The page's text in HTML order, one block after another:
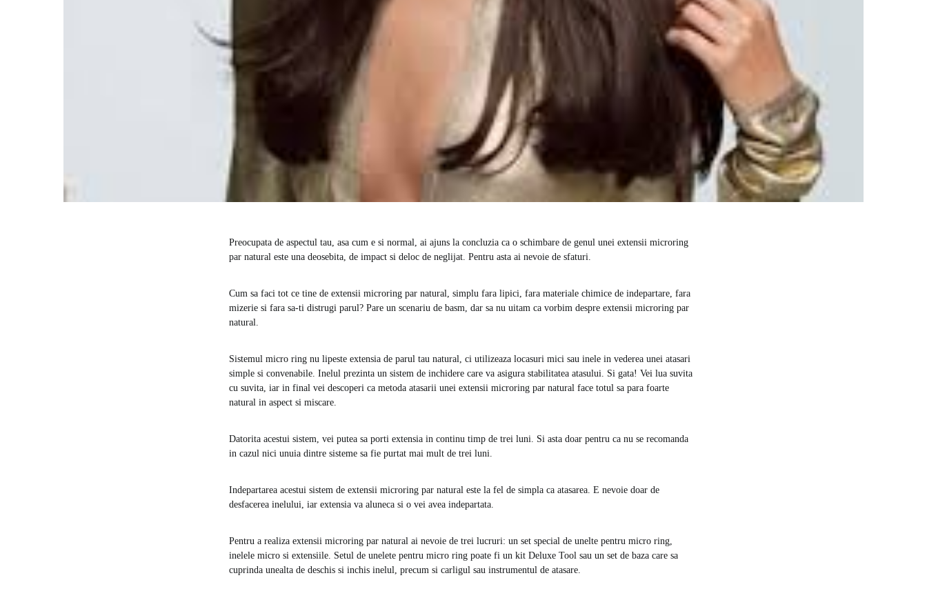
Preocupata de aspectul tau, asa cum e si normal, ai ajuns la concluzia ca o schimbare de genul unei extensii microring
par natural este una deosebita, de impact si deloc de neglijat. Pentru asta ai nevoie de sfaturi.
Cum sa faci tot ce tine de extensii microring par natural, simplu fara lipici, fara materiale chimice de indepartare, fara
mizerie si fara sa-ti distrugi parul? Pare un scenariu de basm, dar sa nu uitam ca vorbim despre extensii microring par
natural.
Sistemul micro ring nu lipeste extensia de parul tau natural, ci utilizeaza locasuri mici sau inele in vederea unei atasari
simple si convenabile. Inelul prezinta un sistem de inchidere care va asigura stabilitatea atasului. Si gata! Vei lua suvita
cu suvita, iar in final vei descoperi ca metoda atasarii unei extensii microring par natural face totul sa para foarte
natural in aspect si miscare.
Datorita acestui sistem, vei putea sa porti extensia in continu timp de trei luni. Si asta doar pentru ca nu se recomanda
in cazul nici unuia dintre sisteme sa fie purtat mai mult de trei luni.
Indepartarea acestui sistem de extensii microring par natural este la fel de simpla ca atasarea. E nevoie doar de
desfacerea inelului, iar extensia va aluneca si o vei avea indepartata.
Pentru a realiza extensii microring par natural ai nevoie de trei lucruri: un set special de unelte pentru micro ring,
inelele micro si extensiile. Setul de unelete pentru micro ring poate fi un kit Deluxe Tool sau un set de baza care sa
cuprinda unealta de deschis si inchis inelul, precum si carligul sau instrumentul de atasare.